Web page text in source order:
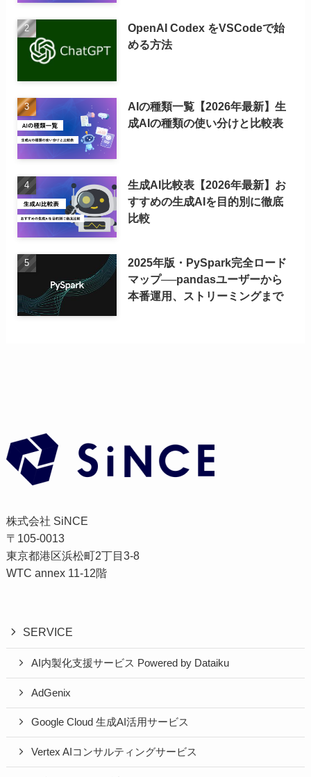
OpenAI Codex をVSCodeで始
める方法
AIの種類一覧【2026年最新】生
成AIの種類の使い分けと比較表
生成AI比較表【2026年最新】お
すすめの生成AIを目的別に徹底
比較
2025年版・PySpark完全ロード
マップ──pandasユーザーから
本番運用、ストリーミングまで
株式会社 SiNCE
〒105-0013
東京都港区浜松町2丁目3-8
WTC annex 11-12階
SERVICE
AI内製化支援サービス Powered by Dataiku
AdGenix
Google Cloud 生成AI活用サービス
Vertex AIコンサルティングサービス